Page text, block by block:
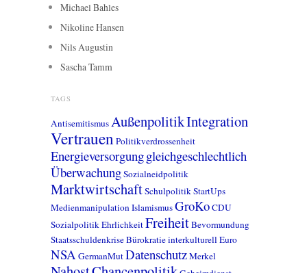
Michael Bahles
Nikoline Hansen
Nils Augustin
Sascha Tamm
TAGS
AntisemitismusAußenpolitikIntegration
VertrauenPolitikverdrossenheit
Energieversorgunggleichgeschlechtlich
ÜberwachungSozialneidpolitik
MarktwirtschaftSchulpolitikStartUps
MedienmanipulationIslamismusGroKoCDU
SozialpolitikEhrlichkeitFreiheitBevormundung
StaatsschuldenkriseBürokratieinterkulturellEuro
NSA GermanMutDatenschutzMerkel